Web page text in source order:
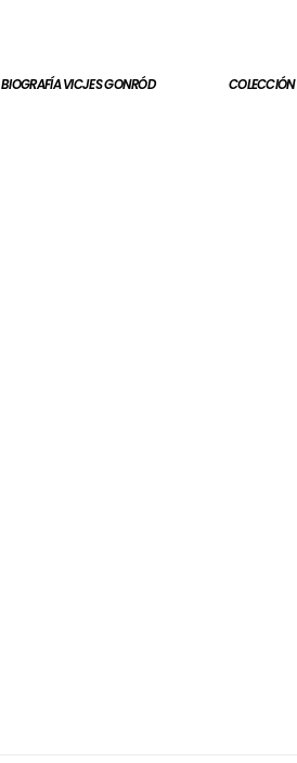
BIOGRAFÍA VICJES GONRÓD COLECCIÓN